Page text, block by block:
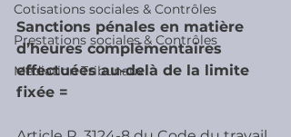
Cotisations sociales & Contrôles
Prestations sociales & Contrôles
Médiation Tribunaux
Sanctions pénales en matière
d’heures complémentaires
effectuées au-delà de la limite
fixée =